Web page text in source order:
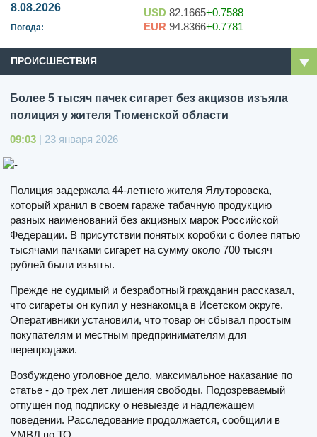
8.08.2026
Погода:
USD 82.1665+0.7588
EUR 94.8366+0.7781
ПРОИСШЕСТВИЯ
Более 5 тысяч пачек сигарет без акцизов изъяла
полиция у жителя Тюменской области
09:03 | 23 января 2026
Полиция задержала 44-летнего жителя Ялуторовска,
который хранил в своем гараже табачную продукцию
разных наименований без акцизных марок Российской
Федерации. В присутствии понятых коробки с более пятью
тысячами пачками сигарет на сумму около 700 тысяч
рублей были изъяты.
Прежде не судимый и безработный гражданин рассказал,
что сигареты он купил у незнакомца в Исетском округе.
Оперативники установили, что товар он сбывал простым
покупателям и местным предпринимателям для
перепродажи.
Возбуждено уголовное дело, максимальное наказание по
статье - до трех лет лишения свободы. Подозреваемый
отпущен под подписку о невыезде и надлежащем
поведении. Расследование продолжается, сообщили в
УМВД по ТО.